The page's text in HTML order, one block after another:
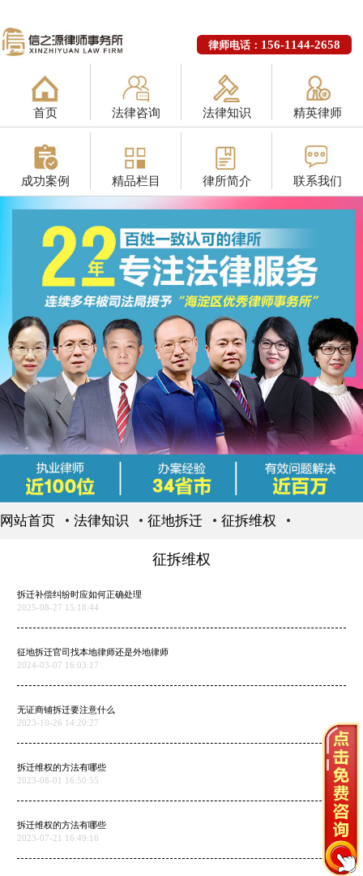
律师电话： 156-1144-2658
首页 法律咨询 法律知识 精英律师
成功案例 精品栏目 律所简介 联系我们
网站首页 法律知识 征地拆迁 征拆维权
征拆维权
拆迁补偿纠纷时应如何正确处理
2025-08-27 15:18:44
征地拆迁官司找本地律师还是外地律师
2024-03-07 16:03:17
无证商铺拆迁要注意什么
2023-10-26 14:20:27
拆迁维权的方法有哪些
2023-08-01 16:50:55
拆迁维权的方法有哪些
2023-07-21 16:49:16